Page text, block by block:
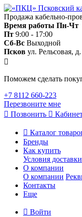
Продажа кабельно-
Время работы Пн-Чт
Пт 9:00 - 17:00
Сб-Вс Выходной
Псков ул. Рельсовая, д.
Поможем сделать
+7 8112 660-223
Перезвоните мне
Позвонить
Каталог
Бренды
Как купить
Условия доставки
О компании
О компании
Контакты
Еще
Войти